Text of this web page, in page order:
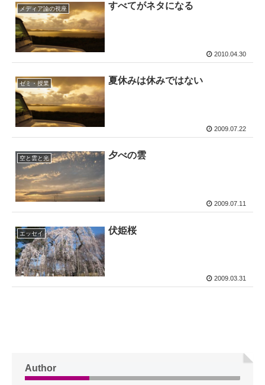
メディア論の視座 すべてがネタになる
2010.04.30
ゼミ・授業 夏休みは休みではない
2009.07.22
空と雲と光 夕べの雲
2009.07.11
エッセイ 伏姫桜
2009.03.31
Author